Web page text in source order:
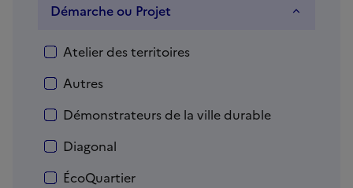
Démarche ou Projet
Démarche ou Projet
Atelier des territoires
Autres
Démonstrateurs de la ville durable
Diagonal
ÉcoQuartier